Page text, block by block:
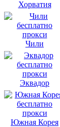
Хорватия
Чили
Эквадор
Южная Корея